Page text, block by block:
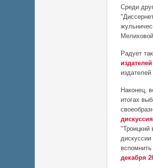
Среди
Мелиховой
Радует
Наконец,
итогах
"Троицкий
вспомнить
декабря